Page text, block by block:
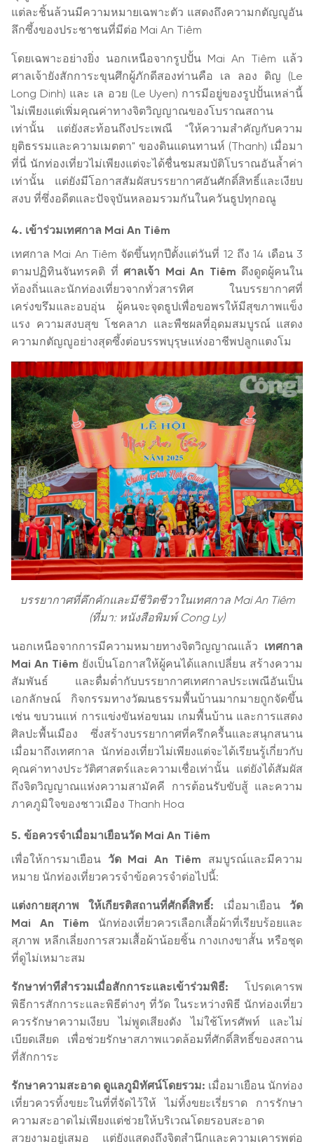
แต่ละชิ้นล้วนมีความหมายเฉพาะตัว แสดงถึงความกตัญญูอัน
ลึกซึ้งของประชาชนที่มีต่อ Mai An Tiêm
โดยเฉพาะอย่างยิ่ง นอกเหนือจากรูปปั้น Mai An Tiêm แล้ว
ศาลเจ้ายังสักการะขุนศึกผู้ภักดีสองท่านคือ เล ลอง ดิญ (Le
Long Dinh) และ เล อวย (Le Uyen) การมีอยู่ของรูปปั้นเหล่านี้
ไม่เพียงแต่เพิ่มคุณค่าทางจิตวิญญาณของโบราณสถาน
เท่านั้น แต่ยังสะท้อนถึงประเพณี "ให้ความสำคัญกับความ
ยุติธรรมและความเมตตา" ของดินแดนทานห์ (Thanh) เมื่อมา
ที่นี่ นักท่องเที่ยวไม่เพียงแต่จะได้ชื่นชมสมบัติโบราณอันล้ำค่า
เท่านั้น แต่ยังมีโอกาสสัมผัสบรรยากาศอันศักดิ์สิทธิ์และเงียบ
สงบ ที่ซึ่งอดีตและปัจจุบันหลอมรวมกันในควันธูปทุกอณู
4. เข้าร่วมเทศกาล Mai An Tiêm
เทศกาล Mai An Tiêm จัดขึ้นทุกปีตั้งแต่วันที่ 12 ถึง 14 เดือน 3
ตามปฏิทินจันทรคติ ที่ ศาลเจ้า Mai An Tiêm ดึงดูดผู้คนใน
ท้องถิ่นและนักท่องเที่ยวจากทั่วสารทิศ ในบรรยากาศที่
เคร่งขรึมและอบอุ่น ผู้คนจะจุดธูปเพื่อขอพรให้มีสุขภาพแข็ง
แรง ความสงบสุข โชคลาภ และพืชผลที่อุดมสมบูรณ์ แสดง
ความกตัญญูอย่างสุดซึ้งต่อบรรพบุรุษแห่งอาชีพปลูกแตงโม
บรรยากาศที่คึกคักและมีชีวิตชีวาในเทศกาล Mai An Tiêm
(ที่มา: หนังสือพิมพ์ Cong Ly)
นอกเหนือจากการมีความหมายทางจิตวิญญาณแล้ว เทศกาล
Mai An Tiêm ยังเป็นโอกาสให้ผู้คนได้แลกเปลี่ยน สร้างความ
สัมพันธ์ และดื่มด่ำกับบรรยากาศเทศกาลประเพณีอันเป็น
เอกลักษณ์ กิจกรรมทางวัฒนธรรมพื้นบ้านมากมายถูกจัดขึ้น
เช่น ขบวนแห่ การแข่งขันห่อขนม เกมพื้นบ้าน และการแสดง
ศิลปะพื้นเมือง ซึ่งสร้างบรรยากาศที่ครึกครื้นและสนุกสนาน
เมื่อมาถึงเทศกาล นักท่องเที่ยวไม่เพียงแต่จะได้เรียนรู้เกี่ยวกับ
คุณค่าทางประวัติศาสตร์และความเชื่อเท่านั้น แต่ยังได้สัมผัส
ถึงจิตวิญญาณแห่งความสามัคคี การต้อนรับขับสู้ และความ
ภาคภูมิใจของชาวเมือง Thanh Hoa
5. ข้อควรจำเมื่อมาเยือนวัด Mai An Tiêm
เพื่อให้การมาเยือน วัด Mai An Tiêm สมบูรณ์และมีความ
หมาย นักท่องเที่ยวควรจำข้อควรจำต่อไปนี้:
แต่งกายสุภาพ ให้เกียรติสถานที่ศักดิ์สิทธิ์: เมื่อมาเยือน วัด
Mai An Tiêm นักท่องเที่ยวควรเลือกเสื้อผ้าที่เรียบร้อยและ
สุภาพ หลีกเลี่ยงการสวมเสื้อผ้าน้อยชิ้น กางเกงขาสั้น หรือชุด
ที่ดูไม่เหมาะสม
รักษาท่าทีสำรวมเมื่อสักการะและเข้าร่วมพิธี: โปรดเคารพ
พิธีการสักการะและพิธีต่างๆ ที่วัด ในระหว่างพิธี นักท่องเที่ยว
ควรรักษาความเงียบ ไม่พูดเสียงดัง ไม่ใช้โทรศัพท์ และไม่
เบียดเสียด เพื่อช่วยรักษาสภาพแวดล้อมที่ศักดิ์สิทธิ์ของสถาน
ที่สักการะ
รักษาความสะอาด ดูแลภูมิทัศน์โดยรวม: เมื่อมาเยือน นักท่อง
เที่ยวควรทิ้งขยะในที่ที่จัดไว้ให้ ไม่ทิ้งขยะเรี่ยราด การรักษา
ความสะอาดไม่เพียงแต่ช่วยให้บริเวณโดยรอบสะอาด
สวยงามอยู่เสมอ แต่ยังแสดงถึงจิตสำนึกและความเคารพต่อ